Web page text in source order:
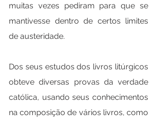
muitas vezes pediram para que se
mantivesse dentro de certos limites
de austeridade.
Dos seus estudos dos livros litúrgicos
obteve diversas provas da verdade
católica, usando seus conhecimentos
na composição de vários livros, como